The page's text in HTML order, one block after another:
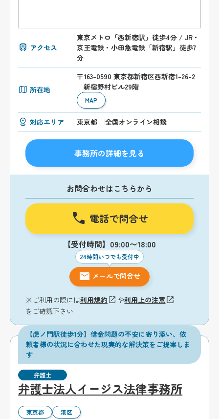
アクセス
東京メトロ「西新宿駅」徒歩4分 / JR・
京王電鉄・小田急電鉄「新宿駅」徒歩7
分
所在地
〒163-0590 東京都新宿区西新宿1-26-2
新宿野村ビル29階
MAP
対応エリア 東京都 全国オンライン相談
事務所の詳細を見る
お問合わせはこちらから
電話で問合せ
【受付時間】09:00〜18:00
24時間いつでも受付中
メールで問合せ
※ご利用の際には利用規約 や利用上の注意
をご確認下さい
【虎ノ門駅徒歩1分】借金問題の不安に寄り添い、依
頼者様の状況に合わせた現実的な解決策をご提案しま
す
弁護士
弁護士法人イージス法律事務所
東京都 港区